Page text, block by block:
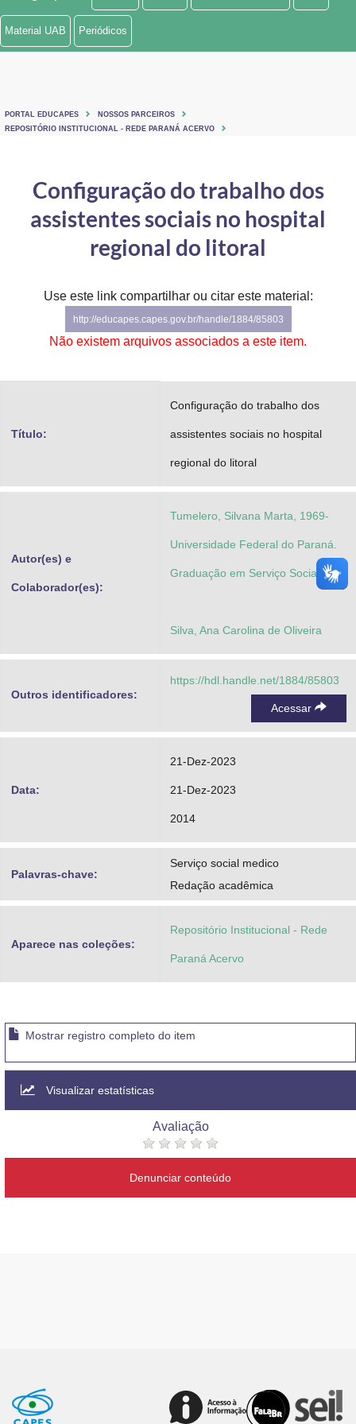
Ministério de Minas e Energia
Ministério do Turismo
Controladoria-Geral da União
Secretaria de Governo
Gabinete de Segurança Institucional
Planalto
Material UAB Periódicos
PORTAL EDUCAPES
NOSSOS PARCEIROS
REPOSITÓRIO INSTITUCIONAL - REDE PARANÁ ACERVO
Configuração do trabalho dos
assistentes sociais no hospital
regional do litoral
Use este link compartilhar ou citar este material:
http://educapes.capes.gov.br/handle/1884/85803
Não existem arquivos associados a este item.
Título:
Configuração do trabalho dos
assistentes sociais no hospital
regional do litoral
Autor(es) e
Colaborador(es):
Tumelero, Silvana Marta, 1969-
Universidade Federal do Paraná.
Graduação em Serviço Social
Silva, Ana Carolina de Oliveira
Outros identificadores:
https://hdl.handle.net/1884/85803
Acessar
Data:
21-Dez-2023
21-Dez-2023
2014
Palavras-chave:
Serviço social medico
Redação acadêmica
Aparece nas coleções:
Repositório Institucional - Rede
Paraná Acervo
Mostrar registro completo do item
Visualizar estatísticas
Avaliação
Denunciar conteúdo